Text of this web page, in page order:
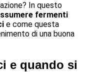
In questo
fermenti
e come questa
di una buona
e quando si